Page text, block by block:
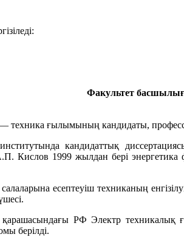
Факультет
— техника ғылымының кандидаты,
кандидаттық
Кислов 1999 жылдан бері
есептеуіш техниканың
РФ Электр техникалық
берілді.